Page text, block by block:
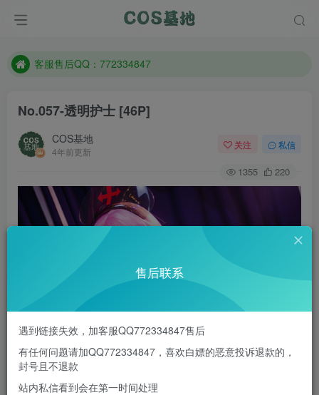
遇到任何问题加客服QQ：772334847
客服售后QQ：772334847
防失联：百度搜索《一七天佳》，实时查看最新站点。
No.057-透明护士 [46P]
COS基地
4年前更新
关注 私信
1355 220
售后联系
遇到链接失效，加客服QQ772334847售后
有任何问题请加QQ772334847，喜欢白嫖的恶意投诉退款的，
封号且不退款
站内私信看到会在第一时间处理